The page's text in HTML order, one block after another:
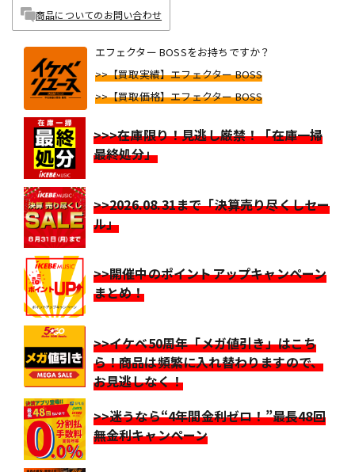
商品についてのお問い合わせ
エフェクター BOSSをお持ちですか？
>>【買取実績】エフェクター BOSS
>>【買取価格】エフェクター BOSS
>>>在庫限り！見逃し厳禁！「在庫一掃
最終処分」
>>2026.08.31まで「決算売り尽くしセー
ル」
>>開催中のポイントアップキャンペーン
まとめ！
>>イケベ50周年「メガ値引き」はこち
ら！商品は頻繁に入れ替わりますので、
お見逃しなく！
>>迷うなら“4年間金利ゼロ！”最長48回
無金利キャンペーン